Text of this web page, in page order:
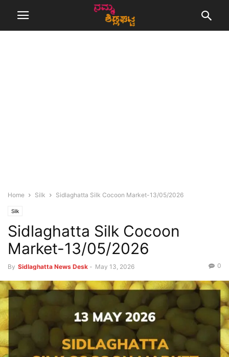
Home Silk Sidlaghatta Silk Cocoon Market-13/05/2026
Silk
Sidlaghatta Silk Cocoon
Market-13/05/2026
By Sidlaghatta News Desk - May 13, 2026 0